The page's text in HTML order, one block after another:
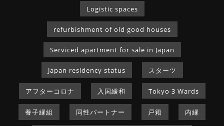
Logistic spaces
refurbishment of old good houses
Serviced apartment for sale in Japan
Japan residency status スターツ
アフターコロナ 入国緩和 Tokyo 3 Wards
養子縁組 同性パートナー 戸籍 内縁